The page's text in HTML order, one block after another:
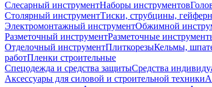
Слесарный инструментНаборы инструментов
Столярный инструментТиски, струбцины,
Электромонтажный инструментОбжимной
Разметочный инструментРазметочные
Отделочный инструментПлиткорезыКельмы,
работПленки строительные
Спецодежда и средства защитыСредства
Аксессуары для силовой и строительной техники